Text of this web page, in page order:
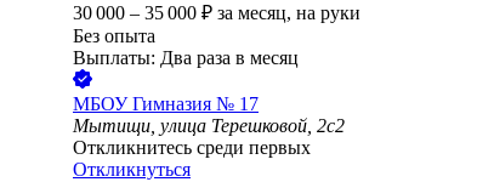
30 000 – 35 000 ₽ за месяц, на руки
Без опыта
Выплаты: Два раза в месяц
МБОУ Гимназия № 17
Мытищи, улица Терешковой, 2с2
Откликнитесь среди первых
Откликнуться